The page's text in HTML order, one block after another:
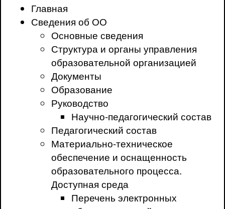
Главная
Сведения об ОО
Основные сведения
Структура и органы управления
образовательной организацией
Документы
Образование
Руководство
Научно-педагогический состав
Педагогический состав
Материально-техническое
обеспечение и оснащенность
образовательного процесса.
Доступная среда
Перечень электронных